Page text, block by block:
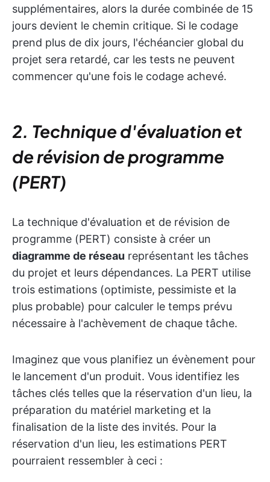
supplémentaires, alors la durée combinée de 15
jours devient le chemin critique. Si le codage
prend plus de dix jours, l'échéancier global du
projet sera retardé, car les tests ne peuvent
commencer qu'une fois le codage achevé.
2. Technique d'évaluation et
de révision de programme
(PERT)
La technique d'évaluation et de révision de
programme (PERT) consiste à créer un
diagramme de réseau représentant les tâches
du projet et leurs dépendances. La PERT utilise
trois estimations (optimiste, pessimiste et la
plus probable) pour calculer le temps prévu
nécessaire à l'achèvement de chaque tâche.
Imaginez que vous planifiez un évènement pour
le lancement d'un produit. Vous identifiez les
tâches clés telles que la réservation d'un lieu, la
préparation du matériel marketing et la
finalisation de la liste des invités. Pour la
réservation d'un lieu, les estimations PERT
pourraient ressembler à ceci :